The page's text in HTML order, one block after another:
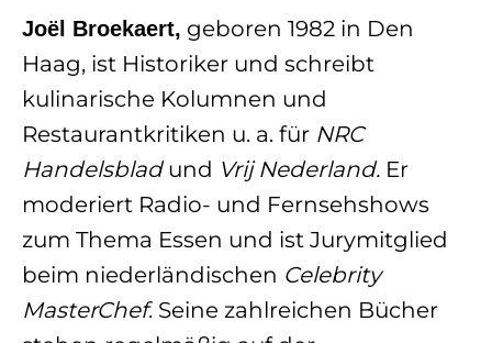
Joël Broekaert, geboren 1982 in Den
Haag, ist Historiker und schreibt
kulinarische Kolumnen und
Restaurantkritiken u. a. für NRC
Handelsbladund Vrij Nederland. Er
moderiert Radio- und Fernsehshows
zum Thema Essen und ist Jurymitglied
beim niederländischen Celebrity
MasterChef. Seine zahlreichen Bücher